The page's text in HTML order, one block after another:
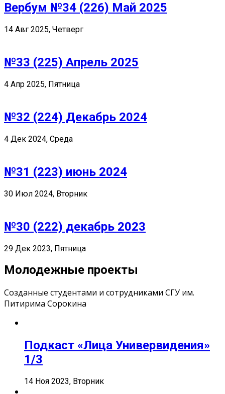
Вербум №34 (226) Май 2025
14 Авг 2025, Четверг
№33 (225) Апрель 2025
4 Апр 2025, Пятница
№32 (224) Декабрь 2024
4 Дек 2024, Среда
№31 (223) июнь 2024
30 Июл 2024, Вторник
№30 (222) декабрь 2023
29 Дек 2023, Пятница
Молодежные проекты
Созданные студентами и сотрудниками СГУ им.
Питирима Сорокина
Подкаст «Лица Универвидения»
1/3
14 Ноя 2023, Вторник